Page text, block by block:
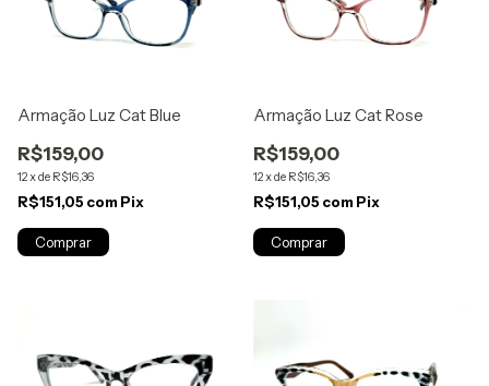
Armação Luz Cat Blue
R$159,00
12xde R$16,36
R$151,05 com Pix
Armação Luz Cat Rose
R$159,00
12xde R$16,36
R$151,05 com Pix